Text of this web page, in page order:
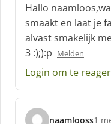
c
h
r
e
e
:
Hallo
smaakt en laat je
alvast smakelijk
3 :);):p Melden
Login om te
naamlooss1